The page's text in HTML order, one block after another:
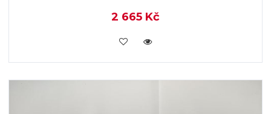
2 665 Kč
KOUPIT